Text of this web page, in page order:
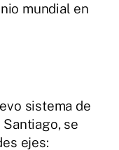
mundial en
sistema de
se
ejes: